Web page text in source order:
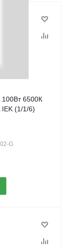
100Вт 6500К
(1/1/6)
G